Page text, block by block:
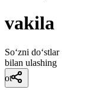
vakila
So‘zni do‘stlar
bilan ulashing
ot